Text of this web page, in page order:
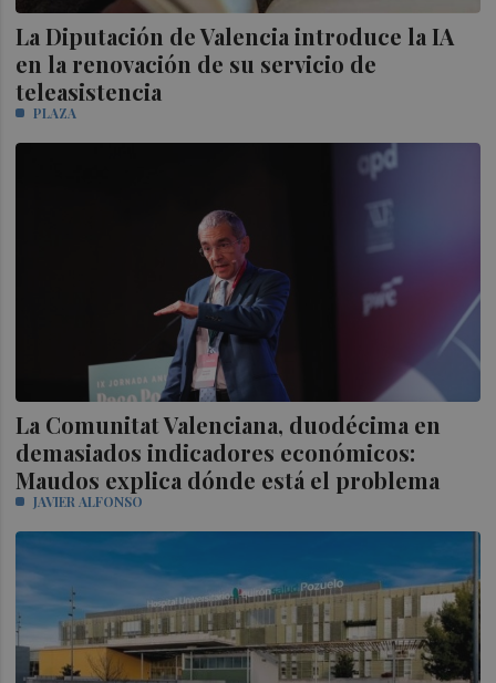
La Diputación de Valencia introduce la IA
en la renovación de su servicio de
teleasistencia
PLAZA
La Comunitat Valenciana, duodécima en
demasiados indicadores económicos:
Maudos explica dónde está el problema
JAVIER ALFONSO